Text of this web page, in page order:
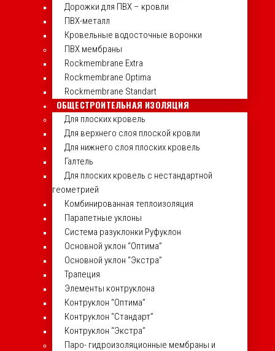
Дорожки для ПВХ – кровли
ПВХ-металл
Кровельные водосточные воронки
ПВХ мембраны
Rockmembrane Extra
Rockmembrane Optima
Rockmembrane Standart
ОБЩЕСТРОИТЕЛЬНАЯ ИЗОЛЯЦИЯ
Для плоских кровель
Для верхнего слоя плоской кровли
Для нижнего слоя плоских кровель
Галтель
Для плоских кровель с нестандартной
геометрией
Комбинированная теплоизоляция
Парапетные уклоны
Система разуклонки Руфуклон
Основной уклон “Оптима”
Основной уклон “Экстра”
Трапеция
Элементы контруклона
Контруклон “Оптима”
Контруклон “Стандарт”
Контруклон “Экстра”
Паро- гидроизоляционные мембраны и